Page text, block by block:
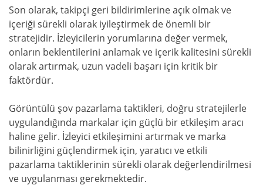
Son olarak, takipçi geri bildirimlerine açık olmak ve
içeriği sürekli olarak iyileştirmek de önemli bir
stratejidir. İzleyicilerin yorumlarına değer vermek,
onların beklentilerini anlamak ve içerik kalitesini sürekli
olarak artırmak, uzun vadeli başarı için kritik bir
faktördür.
Görüntülü şov pazarlama taktikleri, doğru stratejilerle
uygulandığında markalar için güçlü bir etkileşim aracı
haline gelir. İzleyici etkileşimini artırmak ve marka
bilinirliğini güçlendirmek için, yaratıcı ve etkili
pazarlama taktiklerinin sürekli olarak değerlendirilmesi
ve uygulanması gerekmektedir.